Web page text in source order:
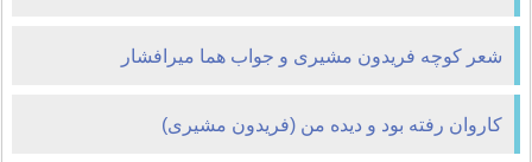
شعر کوچه فریدون مشیری و جواب هما میرافشار
کاروان رفته بود و دیده من (فریدون مشیری)